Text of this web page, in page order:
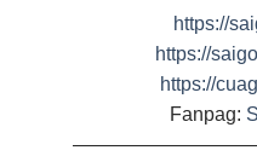
https://
https://
https://
Fanpag: